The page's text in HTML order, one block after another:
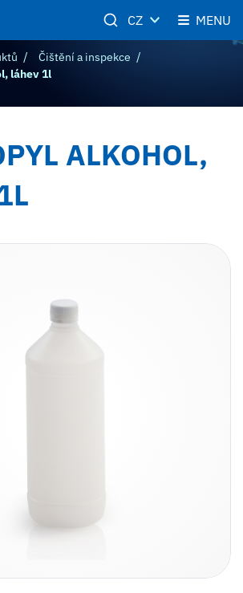
Čištění a inspekce
láhev 1l
ALKOHOL,
MENU
CZ